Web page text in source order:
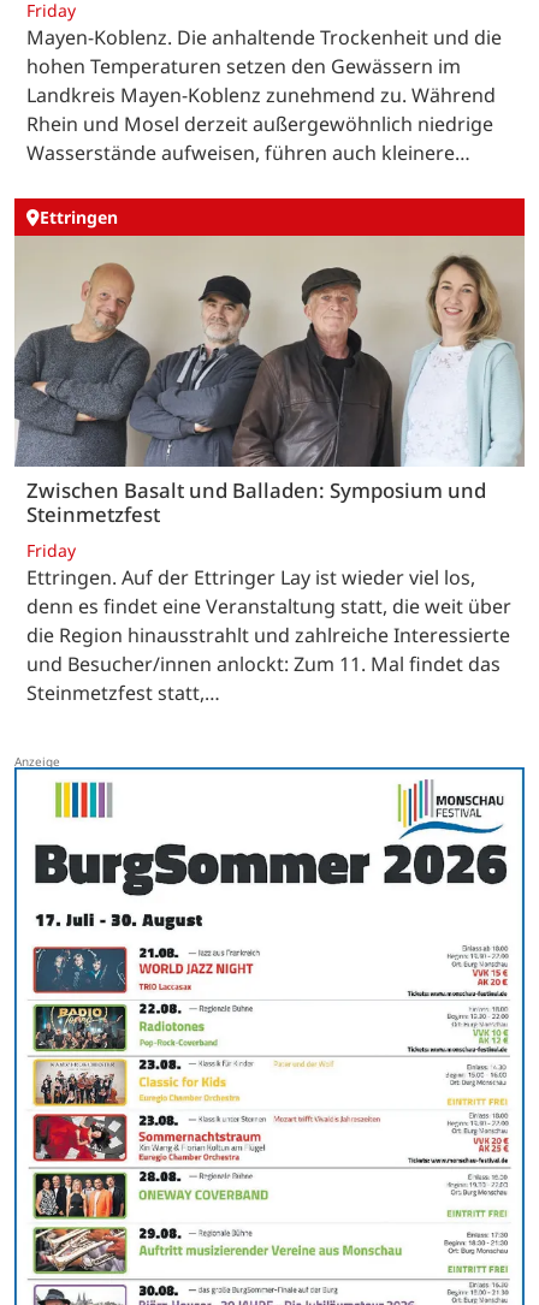
Friday
Mayen-Koblenz. Die anhaltende Trockenheit und die
hohen Temperaturen setzen den Gewässern im
Landkreis Mayen-Koblenz zunehmend zu. Während
Rhein und Mosel derzeit außergewöhnlich niedrige
Wasserstände aufweisen, führen auch kleinere…
Ettringen
Zwischen Basalt und Balladen: Symposium und
Steinmetzfest
Friday
Ettringen. Auf der Ettringer Lay ist wieder viel los,
denn es findet eine Veranstaltung statt, die weit über
die Region hinausstrahlt und zahlreiche Interessierte
und Besucher/innen anlockt: Zum 11. Mal findet das
Steinmetzfest statt,…